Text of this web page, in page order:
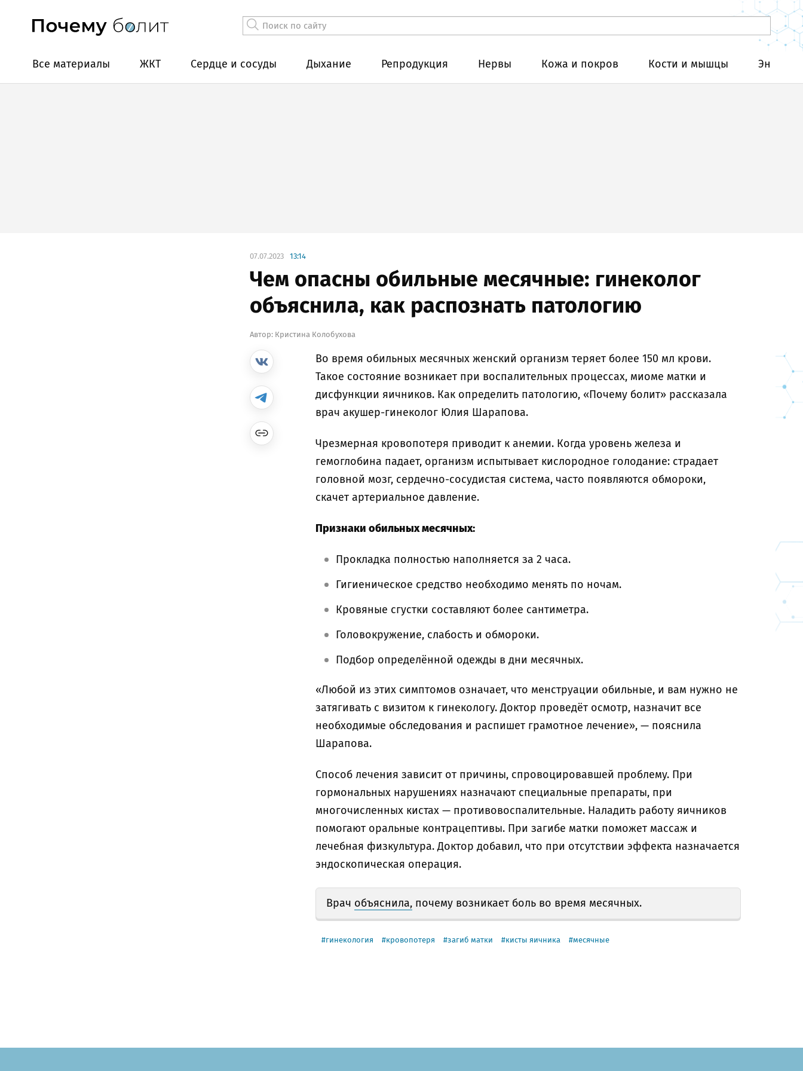
Все материалы ЖКТ Сердце и сосуды Дыхание Репродукция Нервы Кожа и покров Кости и мышцы
07.07.2023 13:14
Чем опасны обильные месячные: гинеколог
объяснила, как распознать патологию
Автор: Кристина Колобухова
Во время обильных месячных женский организм теряет более 150 мл крови.
Такое состояние возникает при воспалительных процессах, миоме матки и
дисфункции яичников. Как определить патологию, «Почему болит» рассказала
врач акушер-гинеколог Юлия Шарапова.
Чрезмерная кровопотеря приводит к анемии. Когда уровень железа и
гемоглобина падает, организм испытывает кислородное голодание: страдает
головной мозг, сердечно-сосудистая система, часто появляются обмороки,
скачет артериальное давление.
Признаки обильных месячных:
Прокладка полностью наполняется за 2 часа.
Гигиеническое средство необходимо менять по ночам.
Кровяные сгустки составляют более сантиметра.
Головокружение, слабость и обмороки.
Подбор определённой одежды в дни месячных.
«Любой из этих симптомов означает, что менструации обильные, и вам нужно не
затягивать с визитом к гинекологу. Доктор проведёт осмотр, назначит все
необходимые обследования и распишет грамотное лечение», — пояснила
Шарапова.
Способ лечения зависит от причины, спровоцировавшей проблему. При
гормональных нарушениях назначают специальные препараты, при
многочисленных кистах — противовоспалительные. Наладить работу яичников
помогают оральные контрацептивы. При загибе матки поможет массаж и
лечебная физкультура. Доктор добавил, что при отсутствии эффекта назначается
эндоскопическая операция.
Врач объяснила, почему возникает боль во время месячных.
гинекология кровопотеря загиб матки кисты яичника месячные